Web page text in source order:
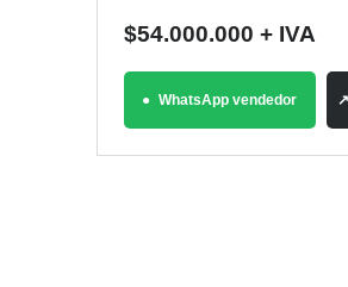
$54.000.000 + IVA
WhatsApp vendedor